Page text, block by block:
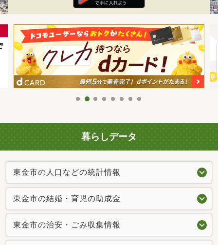
暮らしデータ
東金市の人口などの統計情報
東金市の結婚・育児の助成金
東金市の治安・ごみ収集情報